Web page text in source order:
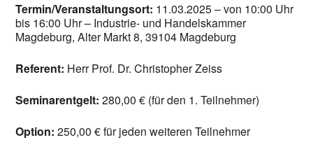
Termin/Veranstaltungsort: 11.03.2025 – von 10:00 Uhr
bis 16:00 Uhr – Industrie- und Handelskammer
Magdeburg, Alter Markt 8, 39104 Magdeburg
Referent: Herr Prof. Dr. Christopher Zeiss
Seminarentgelt: 280,00 € (für den 1. Teilnehmer)
Option:250,00 € für jeden weiteren Teilnehmer